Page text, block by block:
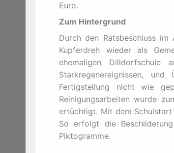
Euro.
Zum Hintergrund
Durch den Ratsbeschluss
Kupferdreh wieder als
ehemaligen Dilldorfschule
Starkregenereignissen,
Fertigstellung nicht wie
Reinigungsarbeiten wurde
ertüchtigt. Mit dem
So erfolgt die
Piktogramme.